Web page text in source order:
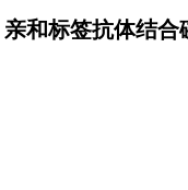
亲和标签抗体结合